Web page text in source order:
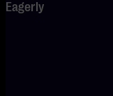
Eagerly
locaties in het